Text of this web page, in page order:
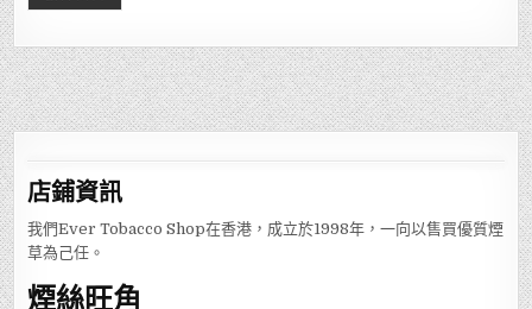
店鋪資訊
我們Ever Tobacco Shop在香港，成立於1998年，一向以售買優質煙
草為己任。
煙絲旺角